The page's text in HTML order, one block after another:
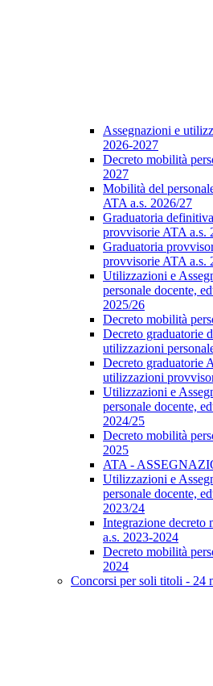
Assegnazioni e
2026-2027
Decreto mobilità
2027
Mobilità del
ATA a.s. 2026/27
Graduatoria
provvisorie ATA a.s.
Graduatoria
provvisorie ATA a.s.
Utilizzazioni e
personale docente,
2025/26
Decreto mobilità
Decreto graduatorie
utilizzazioni
Decreto graduatorie
utilizzazioni
Utilizzazioni e
personale docente,
2024/25
Decreto mobilità
2025
ATA -
Utilizzazioni e
personale docente,
2023/24
Integrazione decreto
a.s. 2023-2024
Decreto mobilità
2024
Concorsi per soli titoli - 24